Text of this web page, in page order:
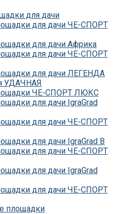
для дачи
для дачи ЧЕ-СПОРТ
для дачи Африка
для дачи ЧЕ-СПОРТ
для дачи ЛЕГЕНДА
УДАЧНАЯ
ЧЕ-СПОРТ ЛЮКС
для дачи IgraGrad
для дачи ЧЕ-СПОРТ
для дачи IgraGrad B
для дачи ЧЕ-СПОРТ
для дачи IgraGrad
для дачи ЧЕ-СПОРТ
для дачи IgraGrad С
площадки